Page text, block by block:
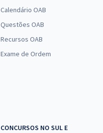
Calendário OAB
Questões OAB
Recursos OAB
Exame de Ordem
CONCURSOS NO SUL E